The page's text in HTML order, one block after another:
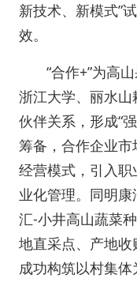
新技术、新模式”
效。
“合作+”为高
浙江大学、丽水
伙伴关系，形成“
筹备，合作企业市
经营模式，引入
业化管理。同明
汇-小井高山蔬菜
地直采点、产地收
成功构筑以村集